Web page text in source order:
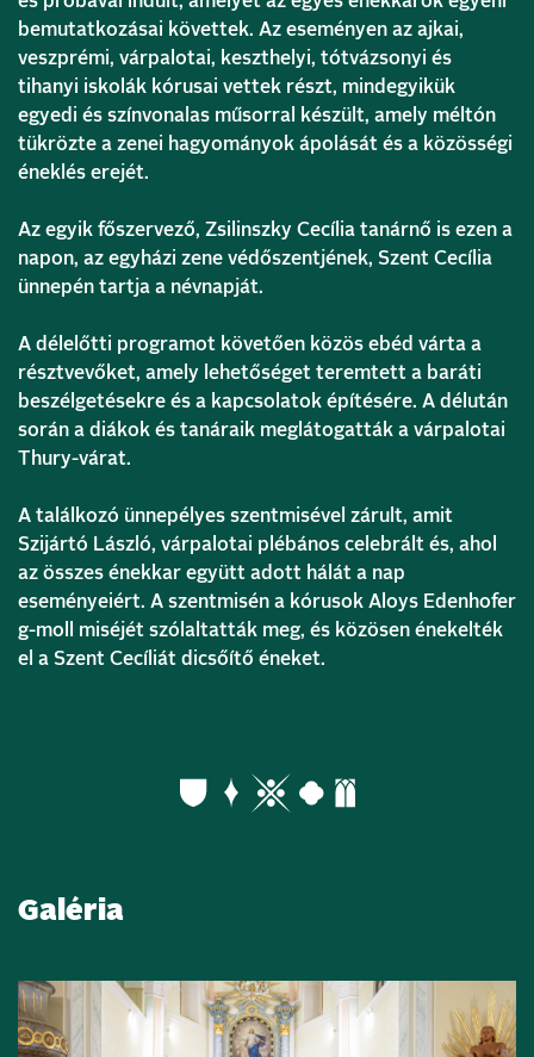
bemutatkozásai követtek. Az eseményen az ajkai,
veszprémi, várpalotai, keszthelyi, tótvázsonyi és
tihanyi iskolák kórusai vettek részt, mindegyikük
egyedi és színvonalas műsorral készült, amely méltón
tükrözte a zenei hagyományok ápolását és a közösségi
éneklés erejét.
Az egyik főszervező, Zsilinszky Cecília tanárnő is ezen a
napon, az egyházi zene védőszentjének, Szent Cecília
ünnepén tartja a névnapját.
A délelőtti programot követően közös ebéd várta a
résztvevőket, amely lehetőséget teremtett a baráti
beszélgetésekre és a kapcsolatok építésére. A délután
során a diákok és tanáraik meglátogatták a várpalotai
Thury-várat.
A találkozó ünnepélyes szentmisével zárult, amit
Szijártó László, várpalotai plébános celebrált és, ahol
az összes énekkar együtt adott hálát a nap
eseményeiért. A szentmisén a kórusok Aloys Edenhofer
g-moll miséjét szólaltatták meg, és közösen énekelték
el a Szent Cecíliát dicsőítő éneket.
Galéria